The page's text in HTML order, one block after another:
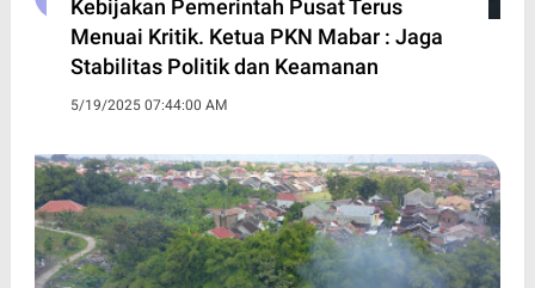
Kebijakan Pemerintah Pusat Terus
Menuai Kritik. Ketua PKN Mabar : Jaga
Stabilitas Politik dan Keamanan
5/19/2025 07:44:00 AM